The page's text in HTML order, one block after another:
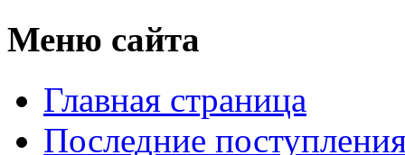
Меню сайта
Главная страница
Последние